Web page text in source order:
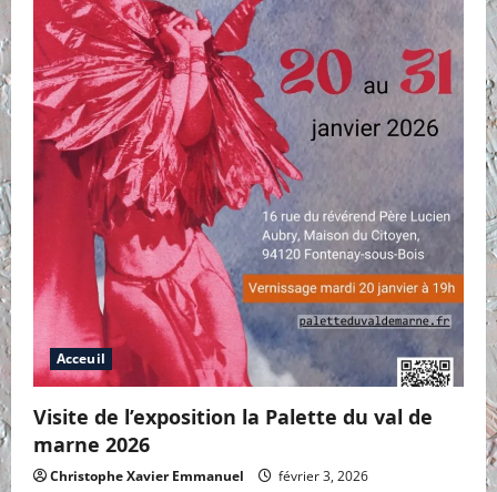
Acceuil
Visite de l’exposition la Palette du val de
marne 2026
Christophe Xavier Emmanuel février 3, 2026